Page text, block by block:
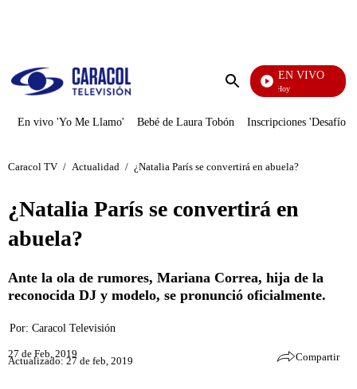
Enviar
EN VIVO
La Finca De Hoy
En vivo 'Yo Me Llamo' Bebé de Laura Tobón Inscripciones 'Desafío'
Caracol TV / Actualidad / ¿Natalia París se convertirá en abuela?
¿Natalia París se convertirá en
abuela?
Ante la ola de rumores, Mariana Correa, hija de la
reconocida DJ y modelo, se pronunció oficialmente.
Por: Caracol Televisión
27 de Feb, 2019
Actualizado: 27 de feb, 2019 Compartir